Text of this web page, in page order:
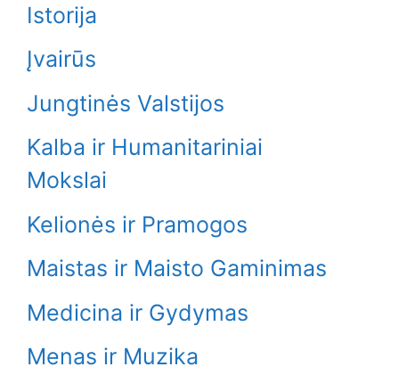
Istorija
Įvairūs
Jungtinės Valstijos
Kalba ir Humanitariniai
Mokslai
Kelionės ir Pramogos
Maistas ir Maisto Gaminimas
Medicina ir Gydymas
Menas ir Muzika